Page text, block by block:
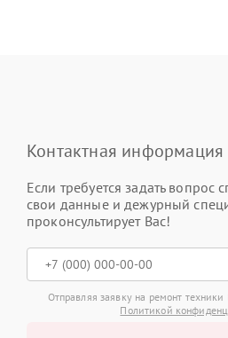
Контактная информация
Если требуется задать вопрос
свои данные и дежурный
проконсультирует Вас!
Отправляя заявку на ремонт
Политикой